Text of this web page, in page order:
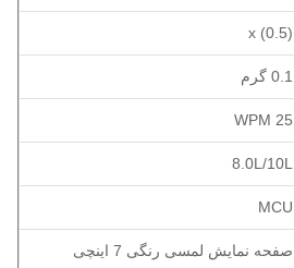
x (0.5)
0.1 گرم
25 WPM
8.0L/10L
MCU
صفحه نمایش لمسی رنگی 7 اینچی